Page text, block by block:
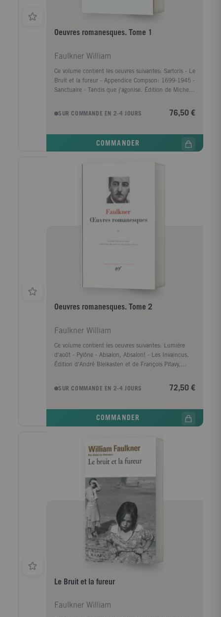
Oeuvres romanesques. Tome 1
Faulkner William
Ce volume contient les oeuvres suivantes: Sartoris - Le
Bruit et la fureur - Appendice Compson: 1699-1945 -
Sanctuaire - Tandis que j'agonise. Édition de Michel
Coindreau, Henri Delgove et R.-N. Raimbault.
SUR COMMANDE EN 2-4 JOURS
76,50 €
COMMANDER
Oeuvres romanesques. Tome 2
Faulkner William
Ce volume contient les oeuvres suivantes: Lumière
d'août - Pylône - Absalon, Absalon! - Les Invaincus.
Édition d'André Bleikasten et de François Pitavy,
par André Bleikasten, Didier Coupaye et François
SUR COMMANDE EN 2-4 JOURS 72,50 €
COMMANDER
Le Bruit et la fureur
Faulkner William